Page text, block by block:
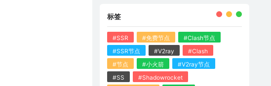
标签
#SSR #免费节点
#Clash节点
#SSR节点
#V2ray
#Clash
#节点
#小火箭
#V2ray节点
#SS
#Shadowrocket